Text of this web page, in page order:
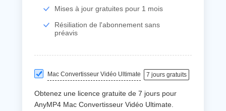
Mises à jour gratuites pour 1 mois
Résiliation de l'abonnement sans
préavis
Mac Convertisseur Vidéo Ultimate 7 jours gratuits
Obtenez une licence gratuite de 7 jours pour
AnyMP4 Mac Convertisseur Vidéo Ultimate.